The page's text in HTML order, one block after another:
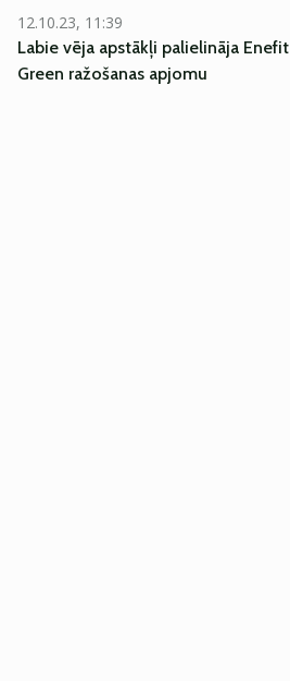
12.10.23, 11:39
Labie vēja apstākļi palielināja Enefit
Green ražošanas apjomu